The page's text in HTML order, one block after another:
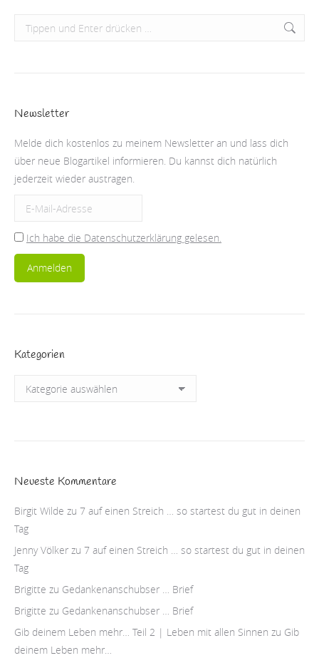
Search:
Newsletter
Melde dich kostenlos zu meinem Newsletter an und lass dich
über neue Blogartikel informieren. Du kannst dich natürlich
jederzeit wieder austragen.
Ich habe die Datenschutzerklärung gelesen.
Kategorien
Kategorien
Neueste Kommentare
Birgit Wilde zu 7 auf einen Streich … so startest du gut in deinen
Tag
Jenny Völker zu 7 auf einen Streich … so startest du gut in deinen
Tag
Brigitte zu Gedankenanschubser … Brief
Brigitte zu Gedankenanschubser … Brief
Gib deinem Leben mehr… Teil 2 | Leben mit allen Sinnen zu Gib
deinem Leben mehr…